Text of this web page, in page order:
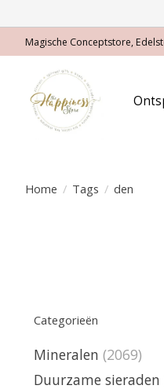
Magische Conceptstore,
Home / Tags / den
Categorieën
Mineralen (2069)
Duurzame sieraden